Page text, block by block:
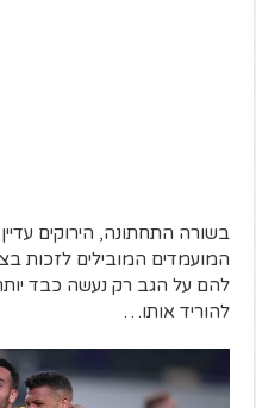
בשורה התחתונה, הירוקים עדיין
המועמדים המובילים לזכות
להם על הגב רק נעשה כבד
להוריד אותו…